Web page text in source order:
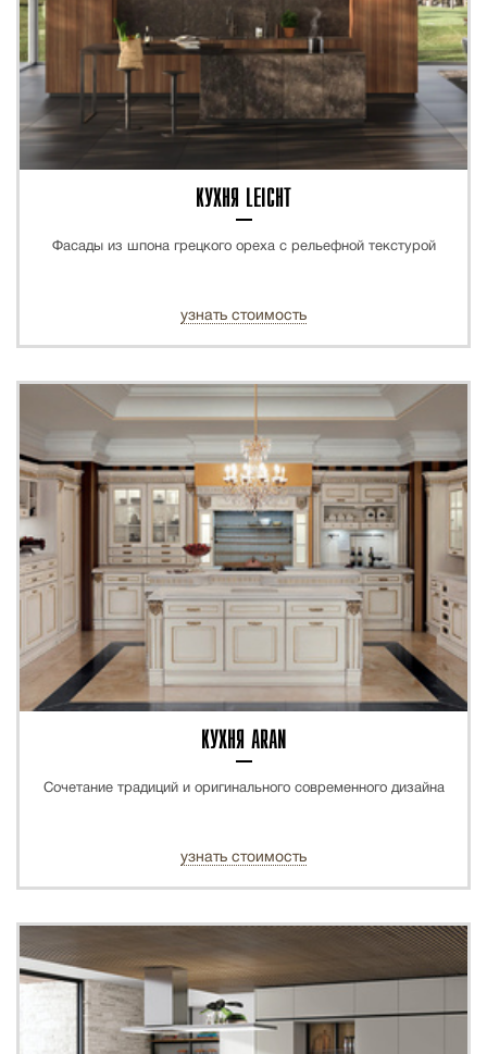
КУХНЯ LEICHT
Фасады из шпона грецкого ореха с рельефной текстурой
узнать стоимость
КУХНЯ ARAN
Сочетание традиций и оригинального современного дизайна
узнать стоимость